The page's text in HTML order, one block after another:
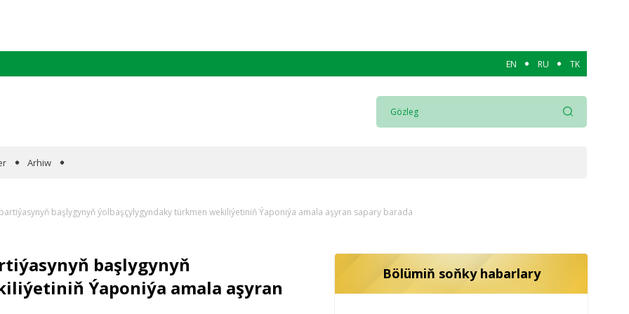
EN RU TK
Arhiw
başlygynyň ýolbaşçylygyndaky türkmen wekiliýetiniň Ýaponiýa amala aşyran sapary barada
başlygynyň
Ýaponiýa amala aşyran
Bölümiň soňky habarlary